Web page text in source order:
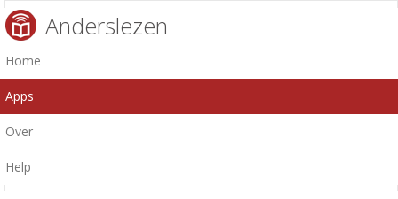
Anderslezen
Home
Apps
Over
Help